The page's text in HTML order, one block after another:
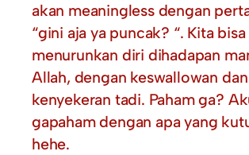
akan meaningless dengan
“gini aja ya puncak? “. Kita
menurunkan diri dihadapan
Allah, dengan keswallowan dan
kenyekeran tadi. Paham ga?
gapaham dengan apa yang
hehe.